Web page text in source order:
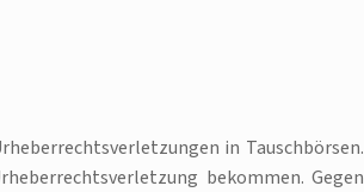
in Tauschbörsen.
bekommen. Gegen